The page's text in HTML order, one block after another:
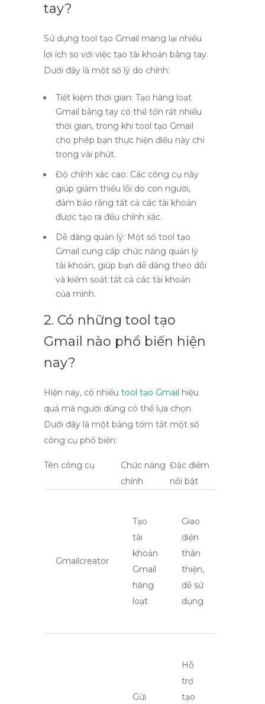
tay?
Sử dụng tool tạo Gmail mang lại nhiều
lợi ích so với việc tạo tài khoản bằng tay.
Dưới đây là một số lý do chính:
Tiết kiệm thời gian: Tạo hàng loạt
Gmail bằng tay có thể tốn rất nhiều
thời gian, trong khi tool tạo Gmail
cho phép bạn thực hiện điều này chỉ
trong vài phút.
Độ chính xác cao: Các công cụ này
giúp giảm thiểu lỗi do con người,
đảm bảo rằng tất cả các tài khoản
được tạo ra đều chính xác.
Dễ dàng quản lý: Một số tool tạo
Gmail cung cấp chức năng quản lý
tài khoản, giúp bạn dễ dàng theo dõi
và kiểm soát tất cả các tài khoản
của mình.
2. Có những tool tạo
Gmail nào phổ biến hiện
nay?
Hiện nay, có nhiều tool tạo Gmail hiệu
quả mà người dùng có thể lựa chọn.
Dưới đây là một bảng tóm tắt một số
công cụ phổ biến:
Tên công cụ
Chức năng
chính
Đặc điểm
nổi bật
Gmailcreator
Tạo
tài
khoản
Gmail
hàng
loạt
Giao
diện
thân
thiện,
dễ sử
dụng
Gửi
Hỗ
trợ
tạo